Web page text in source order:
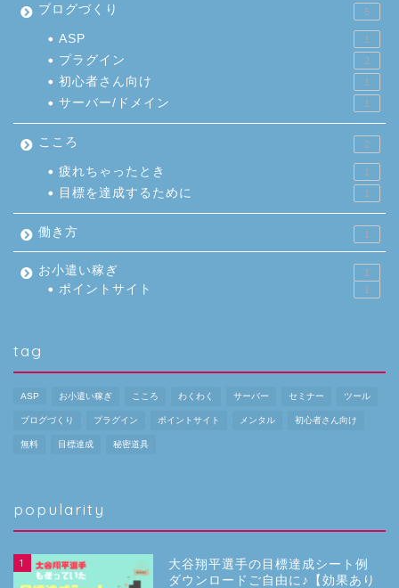
ブログづくり 5
ASP 1
プラグイン 2
初心者さん向け 1
サーバー/ドメイン 1
こころ 2
疲れちゃったとき 1
目標を達成するために 1
働き方 1
お小遣い稼ぎ 1
ポイントサイト 1
tag
ASP お小遣い稼ぎ こころ わくわく サーバー セミナー ツール
ブログづくり プラグイン ポイントサイト メンタル 初心者さん向け
無料 目標達成 秘密道具
popularity
1
大谷翔平選手の目標達成シート例
ダウンロードご自由に♪【効果あり